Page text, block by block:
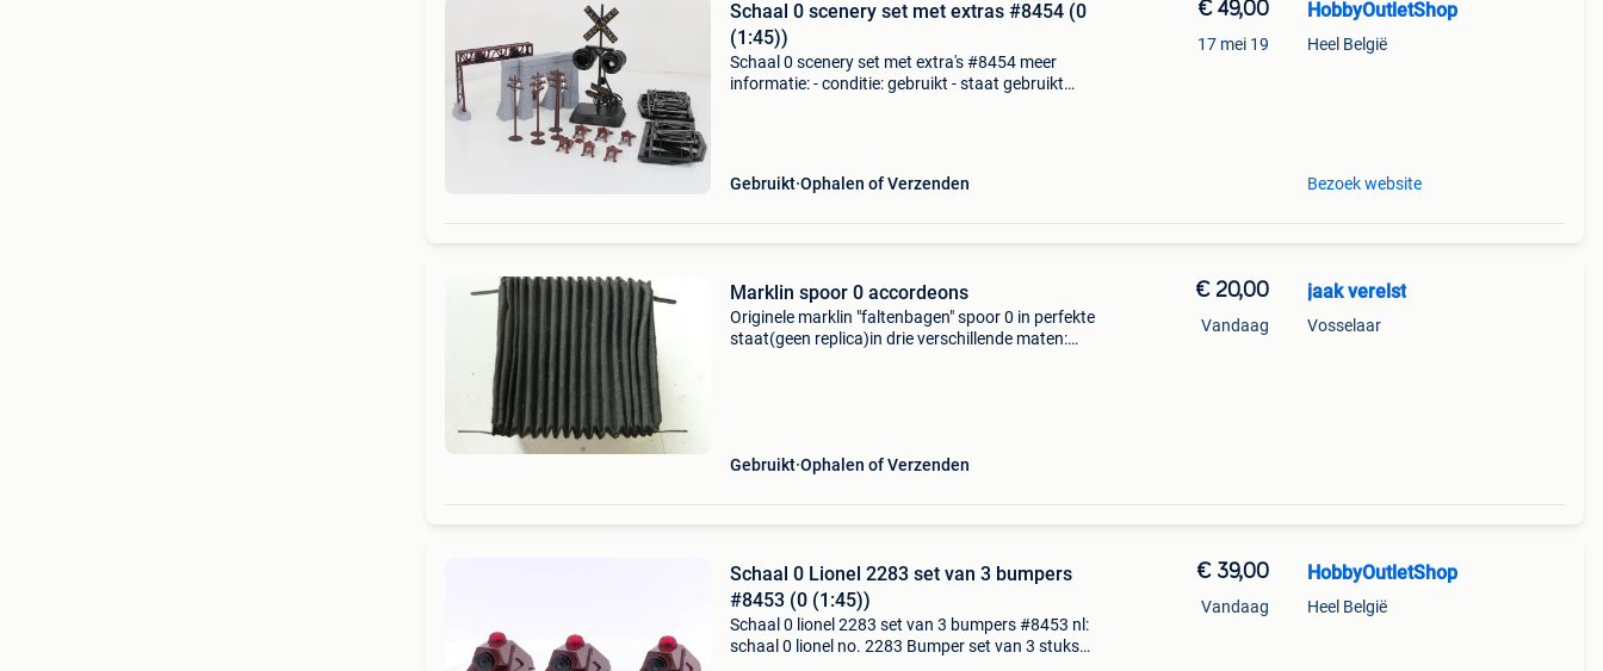
Schaal 0 scenery set met extras #8454 (0
(1:45))
Schaal 0 scenery set met extra's #8454 meer
informatie: - conditie: gebruikt - staat gebruikt
Gebruikt Ophalen of Verzenden
€ 49,00
17 mei 19
HobbyOutletShop
Heel België
Bezoek website
Marklin spoor 0 accordeons
Originele marklin "faltenbagen" spoor 0 in perfekte
staat(geen replica)in drie verschillende maten:
Gebruikt Ophalen of Verzenden
€ 20,00
Vandaag
jaak verelst
Vosselaar
Schaal 0 Lionel 2283 set van 3 bumpers
#8453 (0 (1:45))
Schaal 0 lionel 2283 set van 3 bumpers #8453 nl:
schaal 0 lionel no. 2283 Bumper set van 3 stuks
€ 39,00
Vandaag
HobbyOutletShop
Heel België